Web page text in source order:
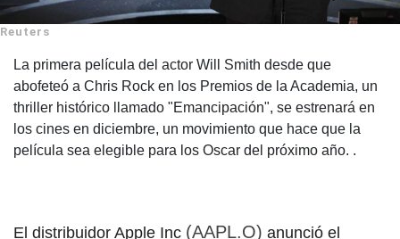
Reuters
La primera película del actor Will Smith desde que
abofeteó a Chris Rock en los Premios de la Academia, un
thriller histórico llamado "Emancipación", se estrenará en
los cines en diciembre, un movimiento que hace que la
película sea elegible para los Oscar del próximo año. .
El distribuidor Apple Inc (AAPL.O) anunció el